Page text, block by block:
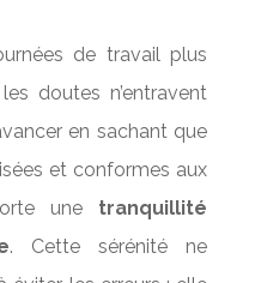
de travail plus
doutes n’entravent
en sachant que
et conformes aux
une tranquillité
. Cette sérénité ne